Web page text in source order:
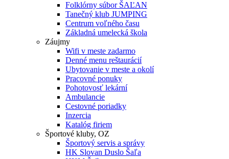
Folklórny súbor ŠAĽAN
Tanečný klub JUMPING
Centrum voľného času
Základná umelecká škola
Záujmy
Wifi v meste zadarmo
Denné menu reštaurácií
Ubytovanie v meste a okolí
Pracovné ponuky
Pohotovosť lekární
Ambulancie
Cestovné poriadky
Inzercia
Katalóg firiem
Športové kluby, OZ
Športový servis a správy
HK Slovan Duslo Šaľa